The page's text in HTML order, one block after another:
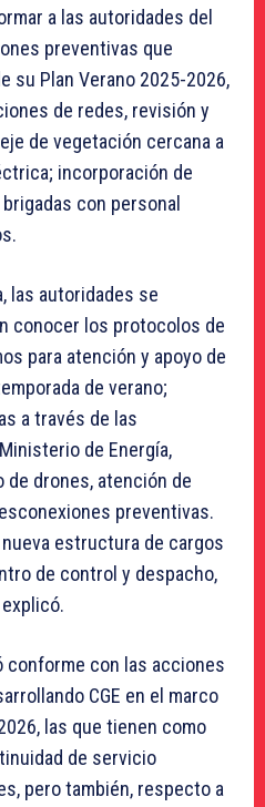
a las autoridades del
preventivas que
su Plan Verano 2025-2026,
de redes, revisión y
de vegetación cercana a
incorporación de
con personal
las autoridades se
conocer los protocolos de
para atención y apoyo de
de verano;
a través de las
de Energía,
drones, atención de
preventivas.
estructura de cargos
de control y despacho,
conforme con las acciones
CGE en el marco
las que tienen como
de servicio
pero también, respecto a